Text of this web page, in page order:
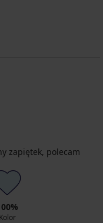
zapiętek, polecam
Kolor